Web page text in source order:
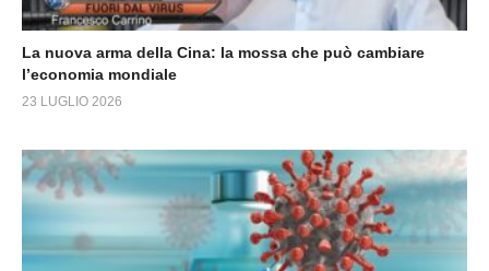
La nuova arma della Cina: la mossa che può cambiare
l’economia mondiale
23 LUGLIO 2026